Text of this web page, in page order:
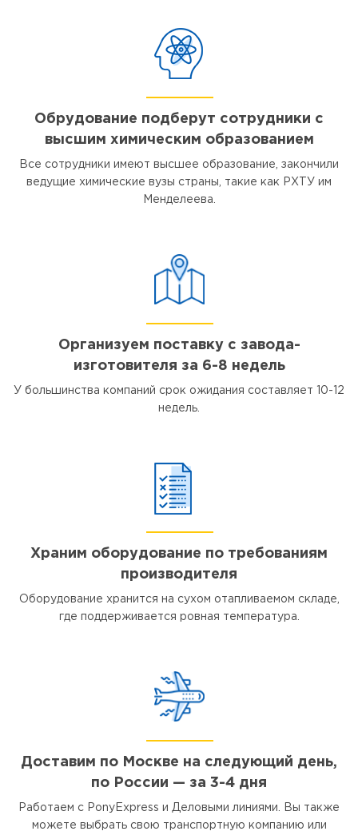
Обрудование подберут сотрудники с
высшим химическим образованием
Все сотрудники имеют высшее образование, закончили
ведущие химические вузы страны, такие как РХТУ им
Менделеева.
Организуем поставку с завода-
изготовителя за 6-8 недель
У большинства компаний срок ожидания составляет 10-12
недель.
Храним оборудование по требованиям
производителя
Оборудование хранится на сухом отапливаемом складе,
где поддерживается ровная температура.
Доставим по Москве на следующий день,
по России — за 3-4 дня
Работаем с PonyExpress и Деловыми линиями. Вы также
можете выбрать свою транспортную компанию или